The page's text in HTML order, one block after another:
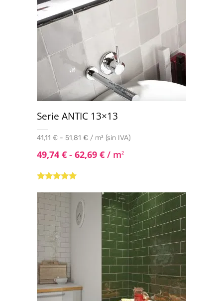
Serie ANTIC 13×13
41,11 € - 51,81 € / m² (sin IVA)
49,74 € - 62,69 € / m2
5.00de 5